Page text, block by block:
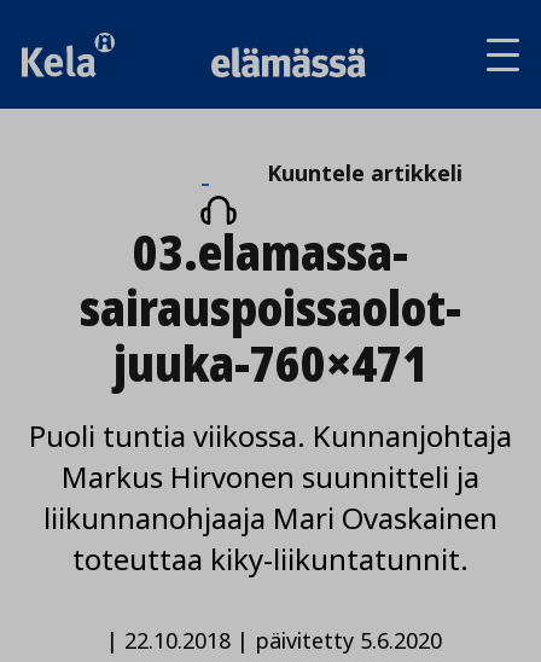
Kuuntele
artikkeli
Kuuntele artikkeli
03.elamassa-
sairauspoissaolot-
juuka-760×471
Puoli tuntia viikossa. Kunnanjohtaja
Markus Hirvonen suunnitteli ja
liikunnanohjaaja Mari Ovaskainen
toteuttaa kiky-liikuntatunnit.
| 22.10.2018| päivitetty 5.6.2020